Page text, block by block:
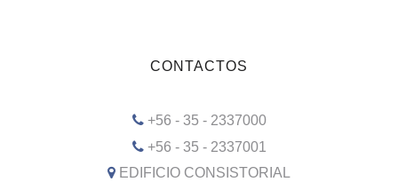
CONTACTOS
+56 - 35 - 2337000
+56 - 35 - 2337001
EDIFICIO CONSISTORIAL